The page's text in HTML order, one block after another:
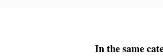
In the same